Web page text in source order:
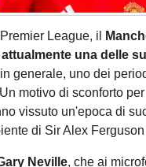
League, il
una delle
generale, uno dei
motivo di sconforto
vissuto un'epoca di
di Sir Alex
Neville, che ai